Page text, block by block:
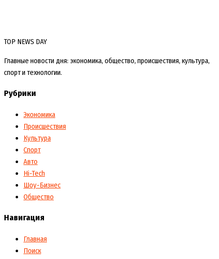
TOP NEWS DAY
Главные новости дня: экономика, общество, происшествия, культура,
спорт и технологии.
Рубрики
Экономика
Происшествия
Культура
Спорт
Авто
Hi-Tech
Шоу-Бизнес
Общество
Навигация
Главная
Поиск